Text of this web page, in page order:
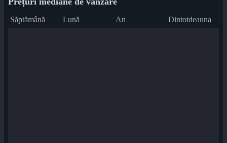
Săptămână Lună An Dintotdeauna